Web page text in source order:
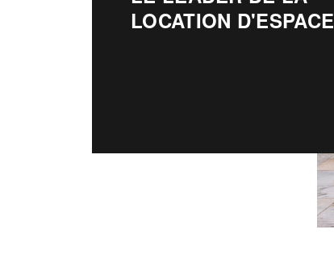
LOCATION D'ESPACE